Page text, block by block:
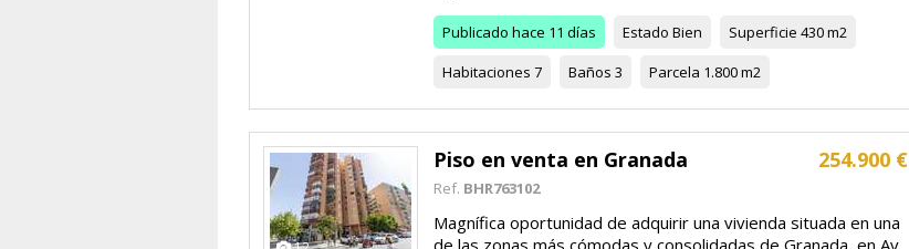
Publicado hace 11 días Estado Bien Superficie 430 m2
Habitaciones 7 Baños 3 Parcela 1.800 m2
254.900 €
Piso en venta en Granada
Ref. BHR763102
Magnífica oportunidad de adquirir una vivienda situada en una
de las zonas más cómodas y consolidadas de Granada, en Av